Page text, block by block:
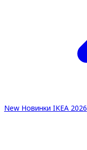
New Новинки IKEA 2026